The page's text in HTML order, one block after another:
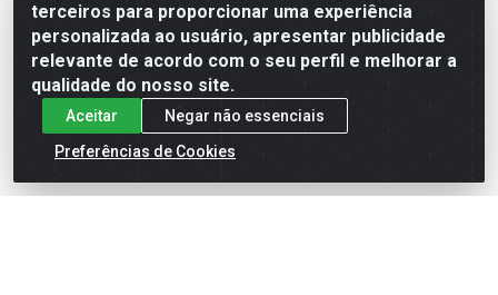
terceiros para proporcionar uma experiência
personalizada ao usuário, apresentar publicidade
relevante de acordo com o seu perfil e melhorar a
qualidade do nosso site.
Aceitar
Negar não essenciais
Preferências de Cookies
Formas de Pagamento